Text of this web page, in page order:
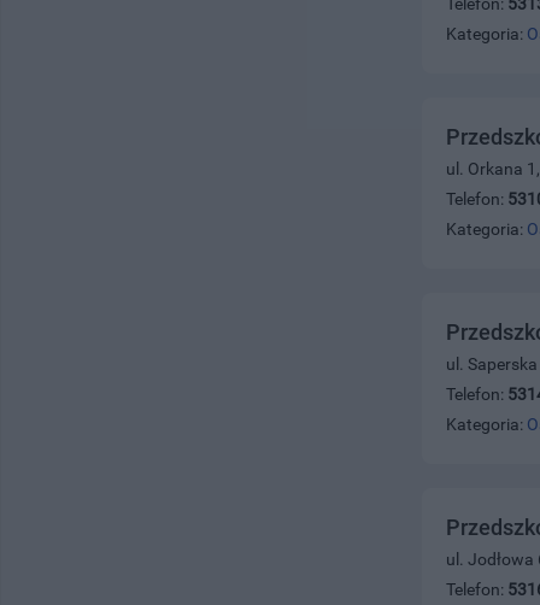
Kategoria:
ul. Orkana
Telefon:
Kategoria:
ul.
Telefon:
Kategoria:
ul. Jodłowa
Telefon: